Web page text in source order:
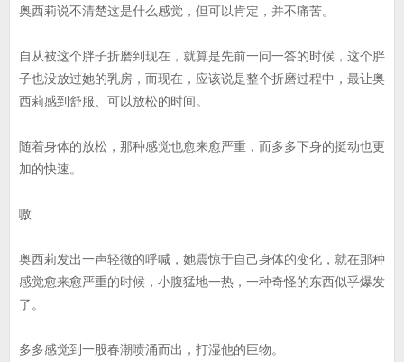
奥西莉说不清楚这是什么感觉，但可以肯定，并不痛苦。
自从被这个胖子折磨到现在，就算是先前一问一答的时候，这个胖
子也没放过她的乳房，而现在，应该说是整个折磨过程中，最让奥
西莉感到舒服、可以放松的时间。
随着身体的放松，那种感觉也愈来愈严重，而多多下身的挺动也更
加的快速。
嗷……
奥西莉发出一声轻微的呼喊，她震惊于自己身体的变化，就在那种
感觉愈来愈严重的时候，小腹猛地一热，一种奇怪的东西似乎爆发
了。
多多感觉到一股春潮喷涌而出，打湿他的巨物。